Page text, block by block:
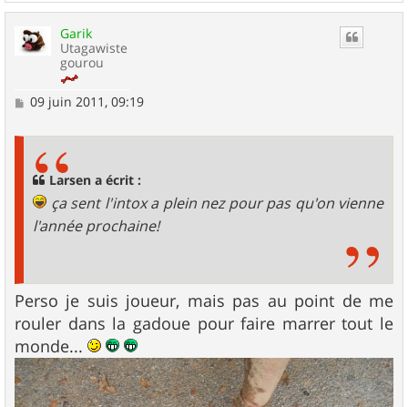
a
Garik
Utagawiste
gourou
M
09 juin 2011, 09:19
Larsen a écrit :
ça sent l'intox a plein nez pour pas qu'on vienne
l'année prochaine!
Perso je suis joueur, mais pas au point de me
rouler dans la gadoue pour faire marrer tout le
monde...